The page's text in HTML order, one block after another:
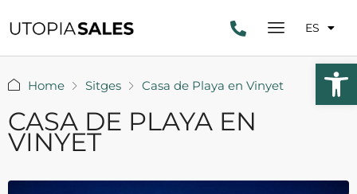
ES
Home Sitges Casa de Playa en Vinyet
CASA DE PLAYA EN
VINYET
Abrir